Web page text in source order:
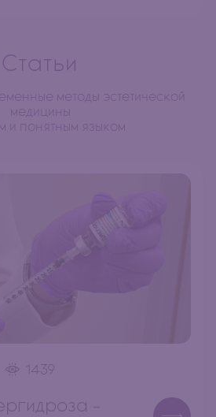
Статьи
методы эстетической
медицины
и понятным языком
1439
-